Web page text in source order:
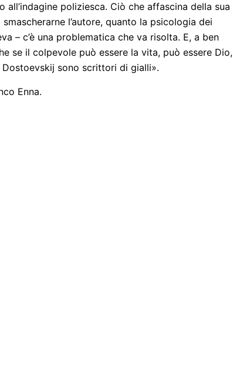
all’indagine poliziesca. Ciò che affascina della sua
l’autore, quanto la psicologia dei
– c’è una problematica che va risolta. E, a ben
se il colpevole può essere la vita, può essere Dio,
Dostoevskij sono scrittori di gialli».
Enna.